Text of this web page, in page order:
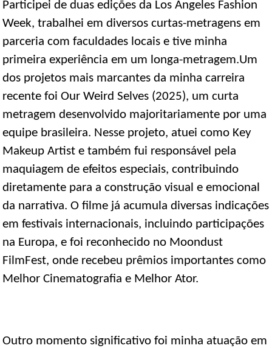
Participei de duas edições da Los Angeles Fashion
Week, trabalhei em diversos curtas-metragens em
parceria com faculdades locais e tive minha
primeira experiência em um longa-metragem.Um
dos projetos mais marcantes da minha carreira
recente foi Our Weird Selves (2025), um curta
metragem desenvolvido majoritariamente por uma
equipe brasileira. Nesse projeto, atuei como Key
Makeup Artist e também fui responsável pela
maquiagem de efeitos especiais, contribuindo
diretamente para a construção visual e emocional
da narrativa. O filme já acumula diversas indicações
em festivais internacionais, incluindo participações
na Europa, e foi reconhecido no Moondust
FilmFest, onde recebeu prêmios importantes como
Melhor Cinematografia e Melhor Ator.
Outro momento significativo foi minha atuação em